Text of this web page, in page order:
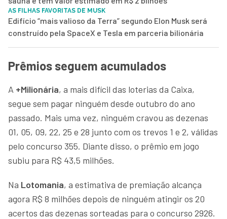
AS FILHAS FAVORITAS DE MUSK
Edifício “mais valioso da Terra” segundo Elon Musk será
construído pela SpaceX e Tesla em parceria bilionária
Prêmios seguem acumulados
A +Milionária, a mais difícil das loterias da Caixa,
segue sem pagar ninguém desde outubro do ano
passado. Mais uma vez, ninguém cravou as dezenas
01, 05, 09, 22, 25 e 28 junto com os trevos 1 e 2, válidas
pelo concurso 355. Diante disso, o prêmio em jogo
subiu para R$ 43,5 milhões.
Na Lotomania, a estimativa de premiação alcança
agora R$ 8 milhões depois de ninguém atingir os 20
acertos das dezenas sorteadas para o concurso 2926.